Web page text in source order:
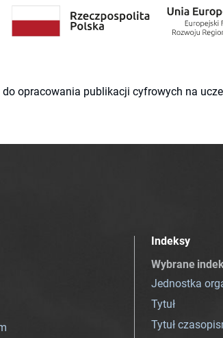
opracowania publikacji cyfrowych na
Indeksy
Wybrane
Jednostka
Tytuł
Tytuł